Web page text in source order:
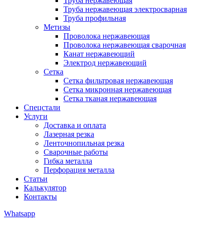
Труба нержавеющая электросварная
Труба профильная
Метизы
Проволока нержавеющая
Проволока нержавеющая сварочная
Канат нержавеющий
Электрод нержавеющий
Сетка
Сетка фильтровая нержавеющая
Сетка микронная нержавеющая
Сетка тканая нержавеющая
Спецстали
Услуги
Доставка и оплата
Лазерная резка
Ленточнопильная резка
Сварочные работы
Гибка металла
Перфорация металла
Статьи
Калькулятор
Контакты
Whatsapp